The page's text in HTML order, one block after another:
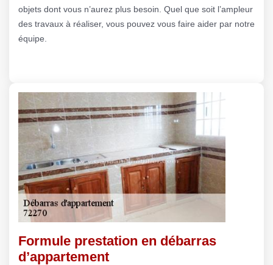
objets dont vous n’aurez plus besoin. Quel que soit l’ampleur
des travaux à réaliser, vous pouvez vous faire aider par notre
équipe.
Formule prestation en débarras
d’appartement